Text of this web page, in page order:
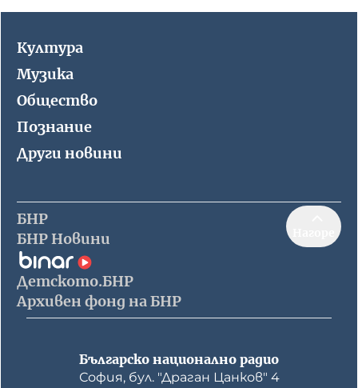
Култура
Музика
Общество
Познание
Други новини
БНР
БНР Новини
Детското.БНР
Архивен фонд на БНР
Българско национално радио
София, бул. "Драган Цанков" 4